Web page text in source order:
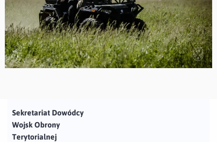
Sekretariat Dowódcy
Wojsk Obrony
Terytorialnej